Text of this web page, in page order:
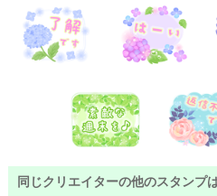
同じクリエイターの他のスタンプ